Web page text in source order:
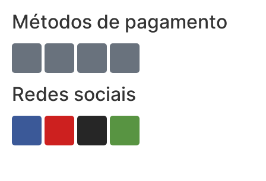
Métodos de pagamento
Redes sociais